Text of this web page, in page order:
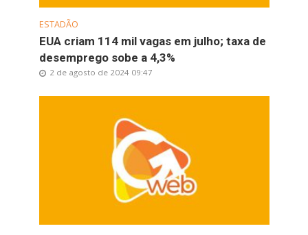
ESTADÃO
EUA criam 114 mil vagas em julho; taxa de
desemprego sobe a 4,3%
2 de agosto de 2024 09:47